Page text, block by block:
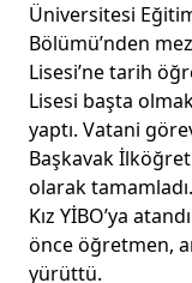
Üniversitesi
Bölümü’nden
Lisesi’ne tarih
Lisesi başta
yaptı. Vatani
Başkavak
olarak
Kız YİBO’ya
önce öğretmen,
yürüttü.